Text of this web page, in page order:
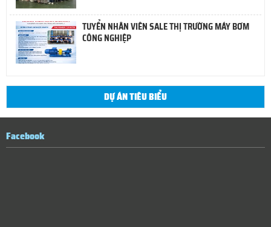
TUYỂN NHÂN VIÊN SALE THỊ TRƯỜNG MÁY BƠM
CÔNG NGHIỆP
DỰ ÁN TIÊU BIỂU
Facebook